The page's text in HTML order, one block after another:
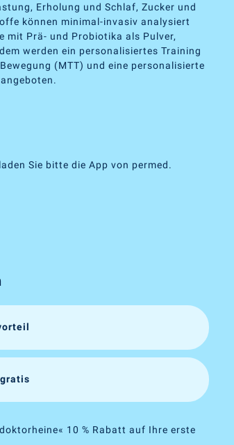
Erholung und Schlaf, Zucker und
können minimal-invasiv analysiert
mit Prä- und Probiotika als Pulver,
werden ein personalisiertes Training
(MTT) und eine personalisierte
Sie bitte die App von permed.
gratis
10 % Rabatt auf Ihre erste